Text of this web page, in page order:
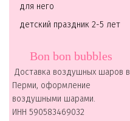
для него
детский праздник 2-5 лет
Bon bon bubbles
Доставка воздушных шаров в
Перми, оформление
воздушными шарами.
ИНН 590583469032